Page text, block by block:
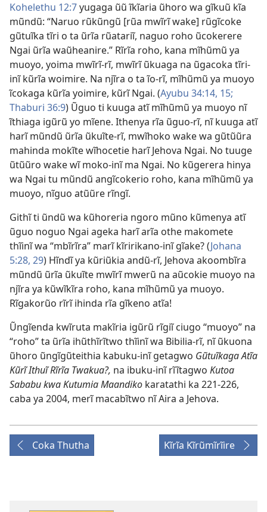
Kohelethu 12:7yugaga ũũ ĩkĩaria ũhoro wa gĩkuũ kĩa
mũndũ: “Naruo rũkũngũ [rũa mwĩrĩ wake] rũgĩcoke
gũtuĩka tĩri o ta ũrĩa rũatariĩ, naguo roho ũcokerere
Ngai ũrĩa waũheanire.” Rĩrĩa roho, kana mĩhũmũ ya
muoyo, yoima mwĩrĩ-rĩ, mwĩrĩ ũkuaga na ũgacoka tĩri-
inĩ kũrĩa woimire. Na njĩra o ta ĩo-rĩ, mĩhũmũ ya muoyo
ĩcokaga kũrĩa yoimire, kũrĩ Ngai. (Ayubu 34:14, 15;
Thaburi 36:9) Ũguo ti kuuga atĩ mĩhũmũ ya muoyo nĩ
ĩthiaga igũrũ yo mĩene. Ithenya rĩa ũguo-rĩ, nĩ kuuga atĩ
harĩ mũndũ ũrĩa ũkuĩte-rĩ, mwĩhoko wake wa gũtũũra
mahinda mokĩte wĩhocetie harĩ Jehova Ngai. No tuuge
ũtũũro wake wĩ moko-inĩ ma Ngai. No kũgerera hinya
wa Ngai tu mũndũ angĩcokerio roho, kana mĩhũmũ ya
muoyo, nĩguo atũũre rĩngĩ.
Githĩ ti ũndũ wa kũhoreria ngoro mũno kũmenya atĩ
ũguo noguo Ngai ageka harĩ arĩa othe makomete
thĩinĩ wa “mbĩrĩra” marĩ kĩririkano-inĩ gĩake? (Johana
5:28, 29) Hĩndĩ ya kũriũkia andũ-rĩ, Jehova akoombĩra
mũndũ ũrĩa ũkuĩte mwĩrĩ mwerũ na aũcokie muoyo na
njĩra ya kũwĩkĩra roho, kana mĩhũmũ ya muoyo.
Rĩgakorũo rĩrĩ ihinda rĩa gĩkeno atĩa!
Ũngĩenda kwĩruta makĩria igũrũ rĩgiĩ ciugo “muoyo” na
“roho” ta ũrĩa ihũthĩrĩtwo thĩinĩ wa Bibilia-rĩ, nĩ ũkuona
ũhoro ũngĩgũteithia kabuku-inĩ getagwo Gũtuĩkaga Atĩa
Kũrĩ Ithuĩ Rĩrĩa Twakua?, na ibuku-inĩ rĩĩtagwo Kutoa
Sababu kwa Kutumia Maandiko karatathi ka 221-226,
caba ya 2004, merĩ macabĩtwo nĩ Aira a Jehova.
Coka Thutha Kĩrĩa Kĩrũmĩrĩire